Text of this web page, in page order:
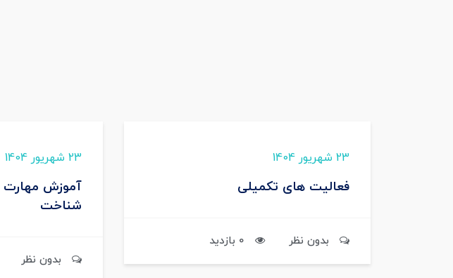
23 شهریور 1404
فعالیت های تکمیلی
بدون نظر 0 بازدید
23 شهریور 1404
آموزش مهارت
شناخت
بدون نظر